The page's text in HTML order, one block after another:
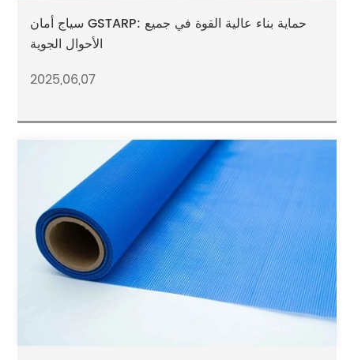
سياج أمان GSTARP: حماية بناء عالية القوة في جميع
الأحوال الجوية
2025,06,07